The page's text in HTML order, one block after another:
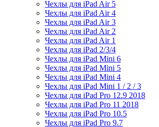
Чехлы для iPad Air 5
Чехлы для iPad Air 4
Чехлы для iPad Air 3
Чехлы для iPad Air 2
Чехлы для iPad Air 1
Чехлы для iPad 2/3/4
Чехлы для iPad Mini 6
Чехлы для iPad Mini 5
Чехлы для iPad Mini 4
Чехлы для iPad Mini 1 / 2 / 3
Чехлы для iPad Pro 12.9 2018
Чехлы для iPad Pro 11 2018
Чехлы для iPad Pro 10.5
Чехлы для iPad Pro 9.7